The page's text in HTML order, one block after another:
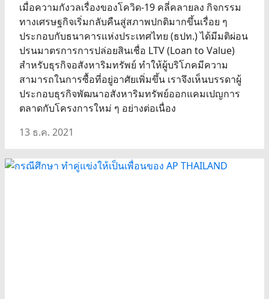
เมื่อความกังวลเรื่องของโควิด-19 คลี่คลายลง กิจกรรม
ทางเศรษฐกิจเริ่มกลับคืนสู่สภาพปกติมากขึ้นเรื่อย ๆ
ประกอบกับธนาคารแห่งประเทศไทย (ธปท.) ได้มีมติผ่อน
ปรนมาตรการการปล่อยสินเชื่อ LTV (Loan to Value)
สำหรับธุรกิจอสังหาริมทรัพย์ ทำให้ผู้บริโภคมีความ
สามารถในการซื้อที่อยู่อาศัยเพิ่มขึ้น เราจึงเห็นบรรดาผู้
ประกอบธุรกิจพัฒนาอสังหาริมทรัพย์ออกแคมเปญการ
ตลาดกับโครงการใหม่ ๆ อย่างต่อเนื่อง
13 ธ.ค. 2021